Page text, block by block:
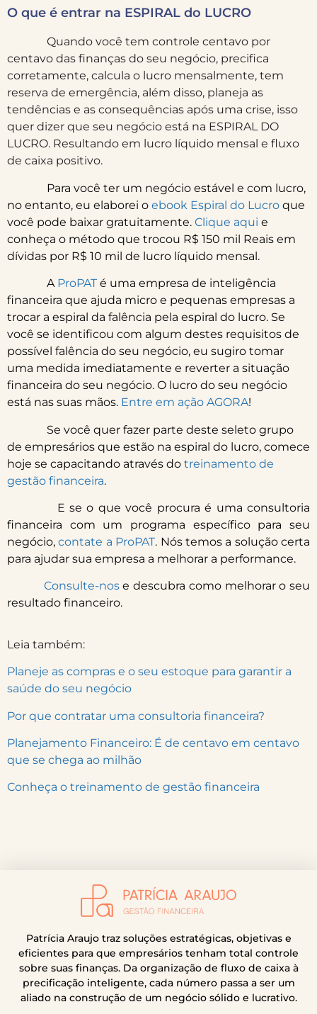
O que é entrar na ESPIRAL do LUCRO
Quando você tem controle centavo por
centavo das finanças do seu negócio, precifica
corretamente, calcula o lucro mensalmente, tem
reserva de emergência, além disso, planeja as
tendências e as consequências após uma crise, isso
quer dizer que seu negócio está na ESPIRAL DO
LUCRO. Resultando em lucro líquido mensal e fluxo
de caixa positivo.
Para você ter um negócio estável e com lucro,
no entanto, eu elaborei o ebook Espiral do Lucro que
você pode baixar gratuitamente. Clique aqui e
conheça o método que trocou R$ 150 mil Reais em
dívidas por R$ 10 mil de lucro líquido mensal.
A ProPAT é uma empresa de inteligência
financeira que ajuda micro e pequenas empresas a
trocar a espiral da falência pela espiral do lucro. Se
você se identificou com algum destes requisitos de
possível falência do seu negócio, eu sugiro tomar
uma medida imediatamente e reverter a situação
financeira do seu negócio. O lucro do seu negócio
está nas suas mãos. Entre em ação AGORA!
Se você quer fazer parte deste seleto grupo
de empresários que estão na espiral do lucro, comece
hoje se capacitando através do treinamento de
gestão financeira.
E se o que você procura é uma consultoria
financeira com um programa específico para seu
negócio,contate a ProPAT. Nós temos a solução certa
para ajudar sua empresa a melhorar a performance.
Consulte-nose descubra como melhorar o seu
resultado financeiro.
Leia também:
Planeje as compras e o seu estoque para garantir a
saúde do seu negócio
Por que contratar uma consultoria financeira?
Planejamento Financeiro: É de centavo em centavo
que se chega ao milhão
Conheça o treinamento de gestão financeira
Patrícia Araujo traz soluções estratégicas, objetivas e
eficientes para que empresários tenham total controle
sobre suas finanças. Da organização de fluxo de caixa à
precificação inteligente, cada número passa a ser um
aliado na construção de um negócio sólido e lucrativo.